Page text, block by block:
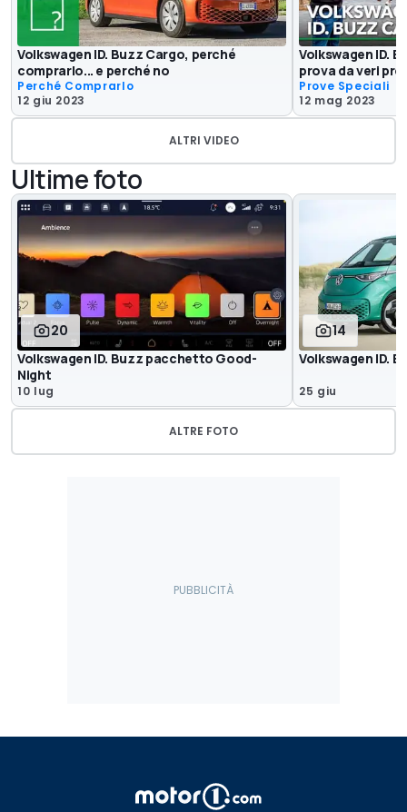
Volkswagen ID. Buzz Cargo, perché
comprarlo... e perché no
Perché Comprarlo
12 giu 2023
Volkswagen ID.
prova da veri
Prove Speciali
12 mag 2023
ALTRI VIDEO
Ultime foto
20
Volkswagen ID. Buzz pacchetto Good-
Night
10 lug
14
Volkswagen ID.
25 giu
ALTRE FOTO